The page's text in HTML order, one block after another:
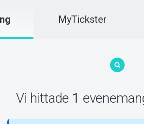
MyTickster
Vi hittade 1